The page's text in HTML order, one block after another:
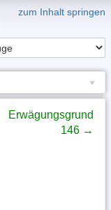
zum Inhalt springen
Erwägungsgrund
146 →